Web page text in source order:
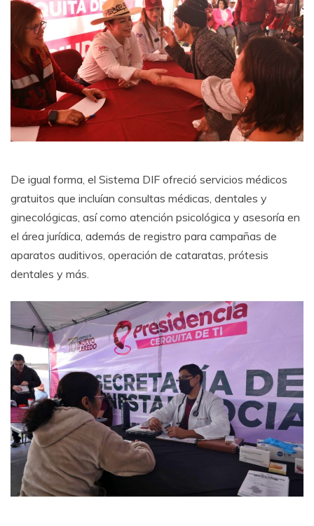
De igual forma, el Sistema DIF ofreció servicios médicos
gratuitos que incluían consultas médicas, dentales y
ginecológicas, así como atención psicológica y asesoría en
el área jurídica, además de registro para campañas de
aparatos auditivos, operación de cataratas, prótesis
dentales y más.